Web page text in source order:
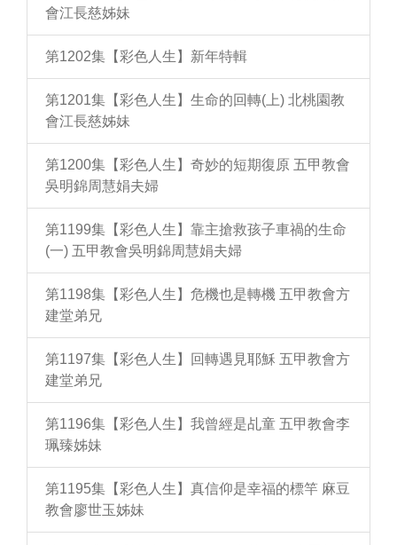
會江長慈姊妹
第1202集【彩色人生】新年特輯
第1201集【彩色人生】生命的回轉(上) 北桃園教
會江長慈姊妹
第1200集【彩色人生】奇妙的短期復原 五甲教會
吳明錦周慧娟夫婦
第1199集【彩色人生】靠主搶救孩子車禍的生命
(一) 五甲教會吳明錦周慧娟夫婦
第1198集【彩色人生】危機也是轉機 五甲教會方
建堂弟兄
第1197集【彩色人生】回轉遇見耶穌 五甲教會方
建堂弟兄
第1196集【彩色人生】我曾經是乩童 五甲教會李
珮臻姊妹
第1195集【彩色人生】真信仰是幸福的標竿 麻豆
教會廖世玉姊妹